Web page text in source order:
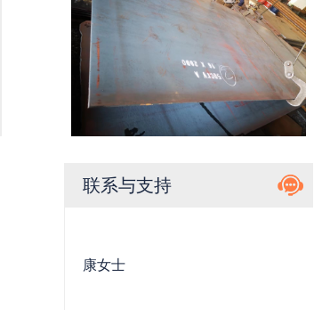
联系与支持
康女士